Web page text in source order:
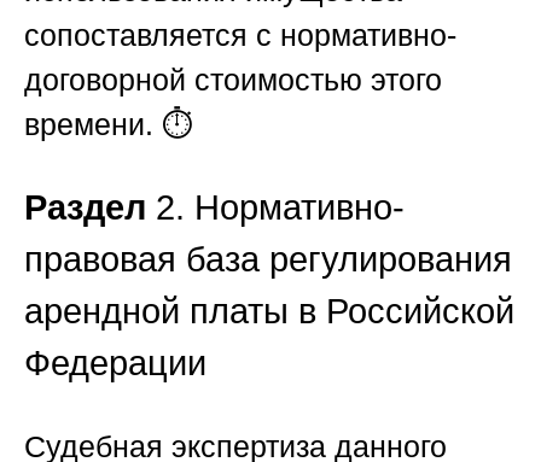
сопоставляется с нормативно-
договорной стоимостью этого
времени. ⏱️
Раздел 2. Нормативно-
правовая база регулирования
арендной платы в Российской
Федерации
Судебная экспертиза данного